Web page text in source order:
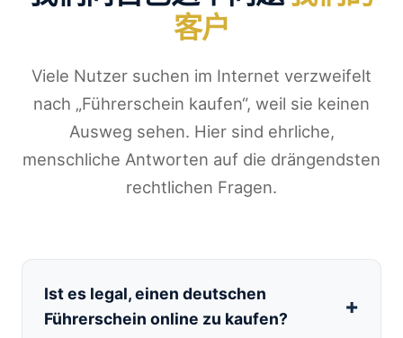
客户
Viele Nutzer suchen im Internet verzweifelt
nach „Führerschein kaufen“, weil sie keinen
Ausweg sehen. Hier sind ehrliche,
menschliche Antworten auf die drängendsten
rechtlichen Fragen.
Ist es legal, einen deutschen
Führerschein online zu kaufen?